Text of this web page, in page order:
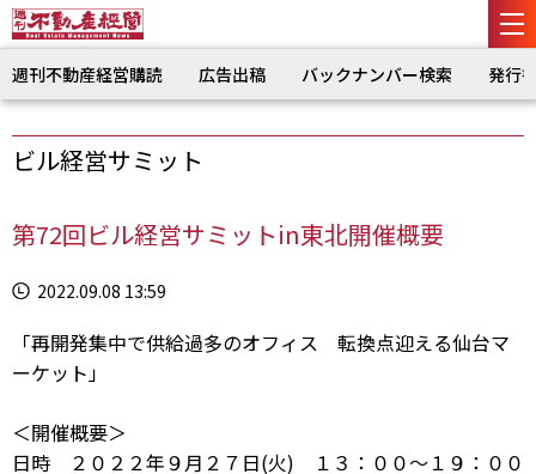
週刊不動産経営購読 広告出稿 バックナンバー検索 発行
ビル経営サミット
第72回ビル経営サミットin東北開催概要
2022.09.08 13:59
「再開発集中で供給過多のオフィス 転換点迎える仙台マ
ーケット」
＜開催概要＞
日時 ２０２２年９月２７日(火) １３：００～１９：００